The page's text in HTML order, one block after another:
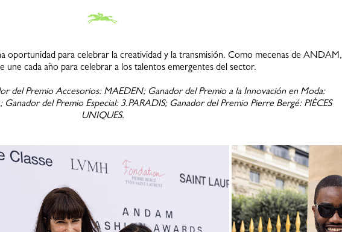
oportunidad para celebrar la creatividad y la transmisión. Como mecenas de ANDAM,
une cada año para celebrar a los talentos emergentes del sector.
del Premio Accesorios: MAEDEN; Ganador del Premio a la Innovación en Moda:
del Premio Especial: 3.PARADIS; Ganador del Premio Pierre Bergé: PIÈCES
UNIQUES.